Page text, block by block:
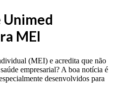
Unimed
MEI
(MEI) e acredita que não
empresarial? A boa notícia é
desenvolvidos para